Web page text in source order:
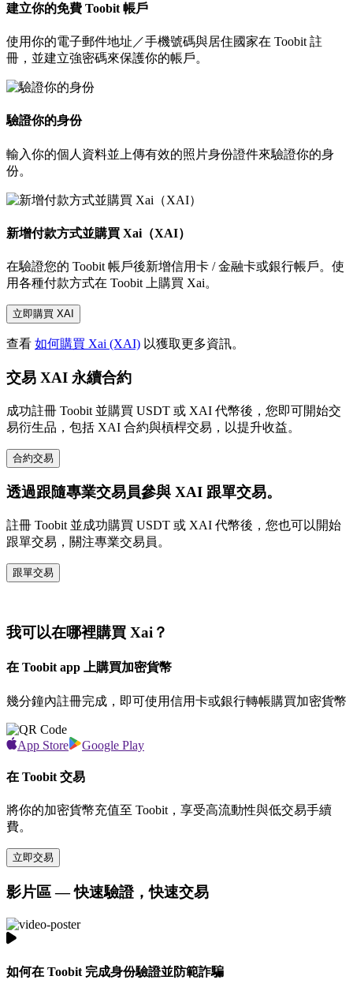
建立你的免費 Toobit 帳戶
使用你的電子郵件地址／手機號碼與居住國家在 Toobit 註
冊，並建立強密碼來保護你的帳戶。
驗證你的身份
輸入你的個人資料並上傳有效的照片身份證件來驗證你的身
份。
新增付款方式並購買 Xai（XAI）
在驗證您的 Toobit 帳戶後新增信用卡 / 金融卡或銀行帳戶。使
用各種付款方式在 Toobit 上購買 Xai。
立即購買 XAI
查看 如何購買 Xai (XAI) 以獲取更多資訊。
交易 XAI 永續合約
成功註冊 Toobit 並購買 USDT 或 XAI 代幣後，您即可開始交
易衍生品，包括 XAI 合約與槓桿交易，以提升收益。
合約交易
透過跟隨專業交易員參與 XAI 跟單交易。
註冊 Toobit 並成功購買 USDT 或 XAI 代幣後，您也可以開始
跟單交易，關注專業交易員。
跟單交易
我可以在哪裡購買 Xai？
在 Toobit app 上購買加密貨幣
幾分鐘內註冊完成，即可使用信用卡或銀行轉帳購買加密貨幣
App Store Google Play
在 Toobit 交易
將你的加密貨幣充值至 Toobit，享受高流動性與低交易手續
費。
立即交易
影片區 — 快速驗證，快速交易
如何在 Toobit 完成身份驗證並防範詐騙